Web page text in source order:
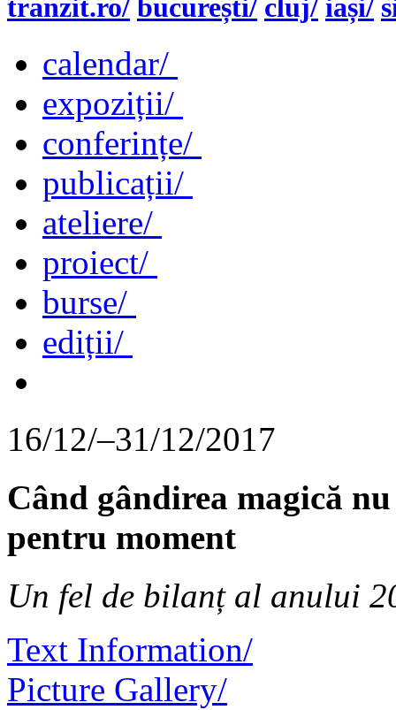
tranzit.ro/ bucurești/ cluj/ iași/
calendar/
expoziții/
conferințe/
publicații/
ateliere/
proiect/
burse/
ediții/
16/12/–31/12/2017
Când gândirea magică
pentru moment
Un fel de bilanț al anului
Text Information/
Picture Gallery/